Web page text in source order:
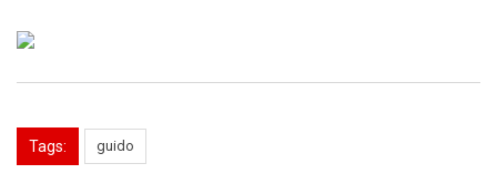
Tags: guido